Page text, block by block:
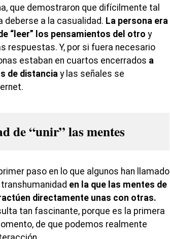
que demostraron que difícilmente tal
deberse a la casualidad. La persona era
“leer” los pensamientos del otro y
respuestas. Y, por si fuera necesario
estaban en cuartos encerrados a
de distancia y las señales se
de “unir” las mentes
paso en lo que algunos han llamado
en la que las mentes de
directamente unas con otras.
tan fascinante, porque es la primera
de que podemos realmente